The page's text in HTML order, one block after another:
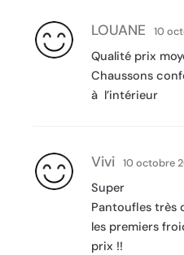
LOUANE 10
Qualité prix
Chaussons
à l’intérieur
Vivi 10 octobre
Super
Pantoufles très
les premiers
prix !!